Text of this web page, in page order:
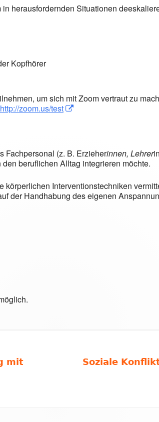
herausfordernden Situationen
Kopfhörer
um sich mit Zoom vertraut zu
http://zoom.us/testIn neuem Fenster öffnen
Fachpersonal (z. B. Erzieherinnen, Lehrer
beruflichen Alltag integrieren möchte.
körperlichen Interventionstechniken
der Handhabung des eigenen
mit
Nächster
Soziale